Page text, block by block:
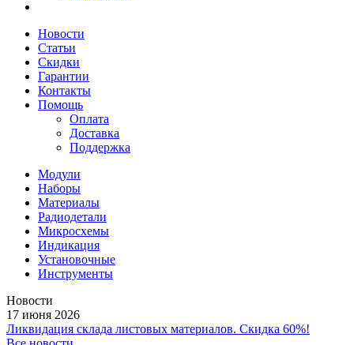
Новости
Статьи
Скидки
Гарантии
Контакты
Помощь
Оплата
Доставка
Поддержка
Модули
Наборы
Материалы
Радиодетали
Микросхемы
Индикация
Установочные
Инструменты
Новости
17 июня 2026
Ликвидация склада листовых материалов. Скидка 60%!